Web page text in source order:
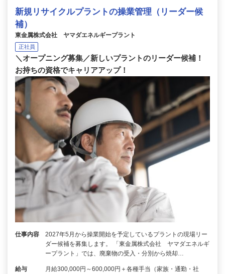
新規リサイクルプラントの操業管理（リーダー候
補）
東金属株式会社 ヤマダエネルギープラント
正社員
＼オープニング募集／新しいプラントのリーダー候補！
お持ちの資格でキャリアアップ！
仕事内容
2027年5月から操業開始を予定しているプラントの現場リー
ダー候補を募集します。 「東金属株式会社 ヤマダエネルギ
ープラント」では、廃棄物の受入・分別から焼却…
給与
月給300,000円～600,000円＋各種手当（家族・通勤・社